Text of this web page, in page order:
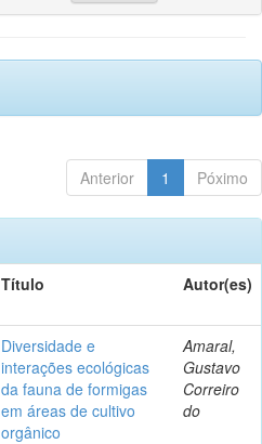
Anterior 1 Póximo
Título Autor(es)
Diversidade e
interações ecológicas
da fauna de formigas
em áreas de cultivo
orgânico
Amaral,
Gustavo
Correiro
do